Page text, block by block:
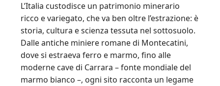
L’Italia custodisce un patrimonio minerario
ricco e variegato, che va ben oltre l’estrazione: è
storia, cultura e scienza tessuta nel sottosuolo.
Dalle antiche miniere romane di Montecatini,
dove si estraeva ferro e marmo, fino alle
moderne cave di Carrara – fonte mondiale del
marmo bianco –, ogni sito racconta un legame